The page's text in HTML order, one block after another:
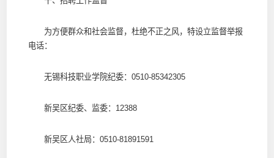
为方便群众和社会监督，杜绝不正之风，特设立监督举报
电话：
无锡科技职业学院纪委：0510-85342305
新吴区纪委、监委：12388
新吴区人社局：0510-81891591